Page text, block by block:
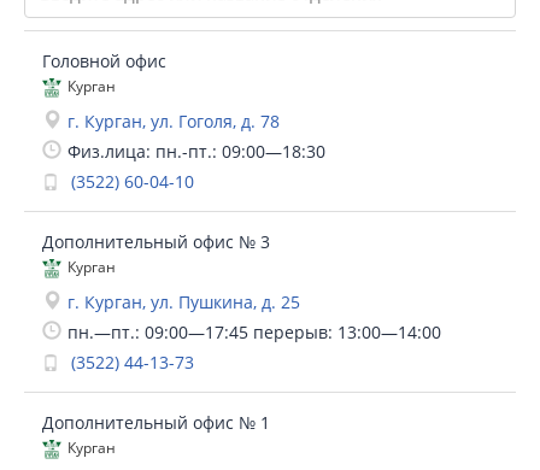
Головной офис
Курган
г. Курган, ул. Гоголя, д. 78
Физ.лица: пн.-пт.: 09:00—18:30
(3522) 60-04-10
Дополнительный офис № 3
Курган
г. Курган, ул. Пушкина, д. 25
пн.—пт.: 09:00—17:45 перерыв: 13:00—14:00
(3522) 44-13-73
Дополнительный офис № 1
Курган